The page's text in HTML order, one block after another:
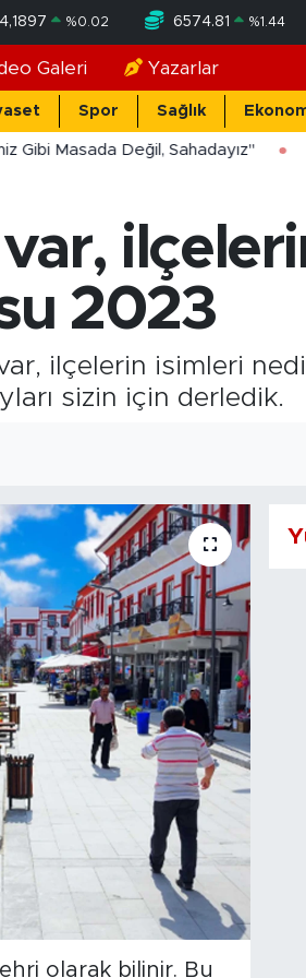
%0.02 6574.81 %1.44
Galeri Yazarlar
Spor Sağlık
Gibi Masada Değil, Sahadayız"
2023
ilçelerin isimleri
sizin için derledik.
olarak bilinir. Bu